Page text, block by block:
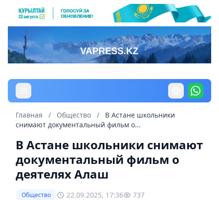
Главная / Общество /
В Астане школьники
снимают документальный фильм о...
В Астане школьники снимают
документальный фильм о
деятелях Алаш
Общество 22.09.2025, 17:36 737